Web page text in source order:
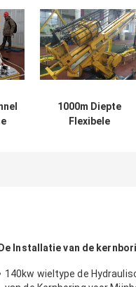
1000m Diepte
Flexibele
De Installatie van de
140kw wieltype de